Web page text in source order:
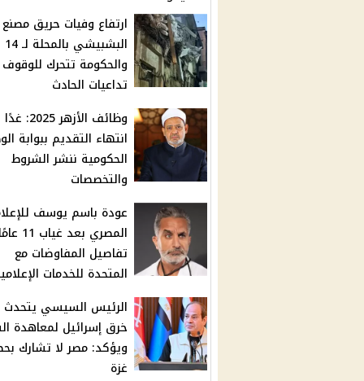
ارتفاع وفيات حريق مصنع
البشبيشي بالمحلة لـ 14
والحكومة تتحرك
تداعيات الحادث
وظائف الأزهر 2025: غدًا
انتهاء التقديم ببوابة
الحكومية ننشر الشروط
والتخصصات
عودة باسم يوسف
المصري بعد
تفاصيل المفاوضات مع
المتحدة للخدمات
الرئيس السيسي
خرق إسرائيل لمعاهدة
ويؤكد: مصر لا تشارك
غزة